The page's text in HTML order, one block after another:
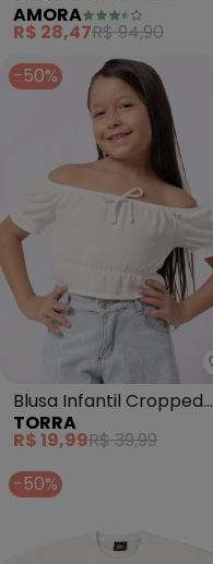
(Branco)
AMORA
R$ 28,47R$ 94,90
-50%
Blusa Infantil Cropped
Ciganinha (Branca)
TORRA
R$ 19,99R$ 39,99
-50%